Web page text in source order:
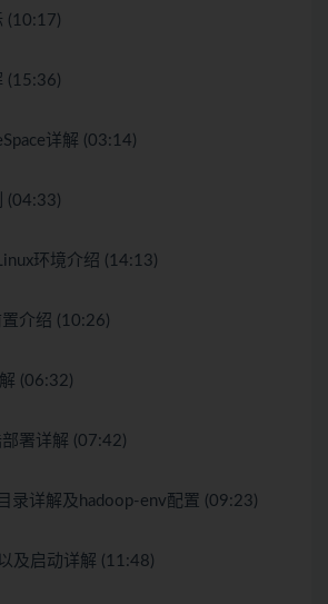
(10:17)
(15:36)
详解 (03:14)
(04:33)
环境介绍 (14:13)
介绍 (10:26)
(06:32)
署详解 (07:42)
录详解及hadoop-env配置 (09:23)
及启动详解 (11:48)